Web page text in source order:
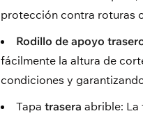
protección contra roturas
Rodillo de apoyo
fácilmente la altura de
condiciones y
Tapa trasera abrible: La